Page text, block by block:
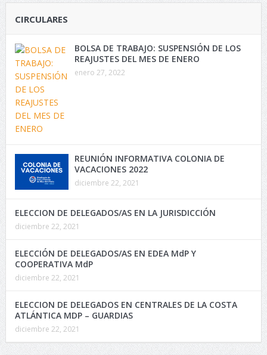
CIRCULARES
BOLSA DE TRABAJO: SUSPENSIÓN DE LOS
REAJUSTES DEL MES DE ENERO
enero 27, 2022
REUNIÓN INFORMATIVA COLONIA DE
VACACIONES 2022
diciembre 22, 2021
ELECCION DE DELEGADOS/AS EN LA JURISDICCIÓN
diciembre 22, 2021
ELECCIÓN DE DELEGADOS/AS EN EDEA MdP Y
COOPERATIVA MdP
diciembre 22, 2021
ELECCION DE DELEGADOS EN CENTRALES DE LA COSTA
ATLÁNTICA MDP – GUARDIAS
diciembre 22, 2021